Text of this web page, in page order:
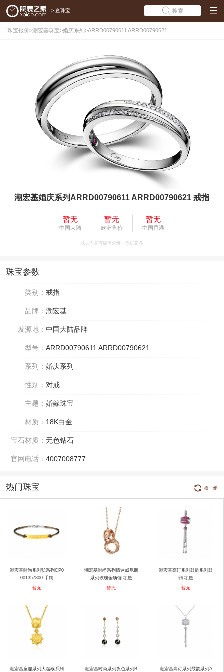
> 查珠宝 搜索
珠宝报价>潮宏基珠宝>婚庆系列 >ARRD00790611 ARRD00790621
潮宏基婚庆系列ARRD00790611 ARRD00790621 戒指
暂无
中国大陆
暂无
欧洲售价
暂无
中国香港
以上为官方媒体公价，仅供参考
珠宝参数
类别： 戒指
品牌： 潮宏基
发源地： 中国大陆品牌
型号： ARRD00790611 ARRD00790621
系列： 婚庆系列
性别： 对戒
主题： 婚嫁珠宝
材质： 18K白金
宝石材质： 无色钻石
官网电话： 4007008777
热门珠宝 换一组
潮宏基时尚系列弘系列CP0
001357800 手镯
暂无
潮宏基时尚系列情迷威尼斯
系列玫瑰金项链 项链
暂无
潮宏基高订系列鼓韵系列鼓
韵 项链
暂无
潮宏基童趣系列大嘴猴系列 潮宏基时尚系列夜色系列B 潮宏基高订系列鼓韵系列A